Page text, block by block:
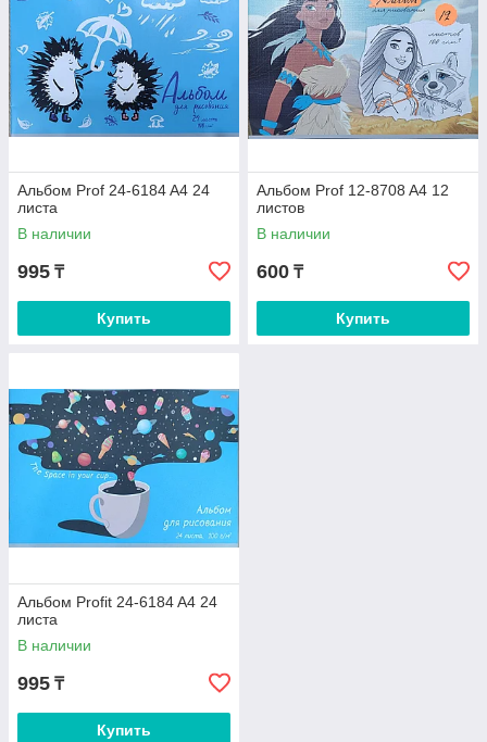
Альбом Prof 24-6184 A4 24
листа
В наличии
995 ₸
Купить
Альбом Prof 12-8708 A4 12
листов
В наличии
600 ₸
Купить
Альбом Profit 24-6184 A4 24
листа
В наличии
995 ₸
Купить